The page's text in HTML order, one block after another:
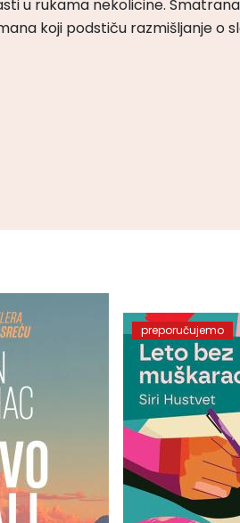
u rukama nekolicine.
koji podstiču razmišljanje o
preporučujemo